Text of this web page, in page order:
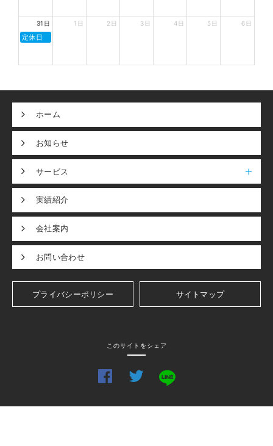
31日
定休日
1日 2日 3日 4日 5日 6日
ホーム
お知らせ
サービス
実績紹介
会社案内
お問い合わせ
プライバシーポリシー サイトマップ
このサイトをシェア